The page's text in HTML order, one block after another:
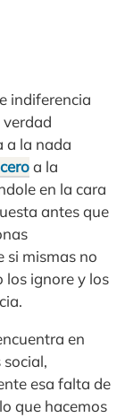
indiferencia
a la nada
ceroa la
en la cara
antes que
si mismas no
los ignore y los
en
esa falta de
que hacemos